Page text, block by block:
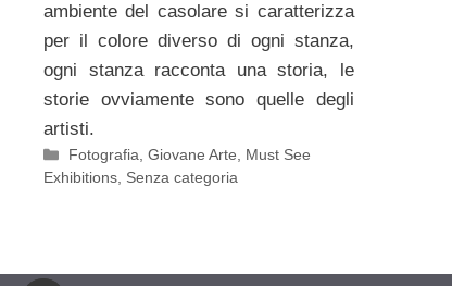
ambiente del casolare si caratterizza
per il colore diverso di ogni stanza,
ogni stanza racconta una storia, le
storie ovviamente sono quelle degli
artisti.
Categorie
Fotografia,Giovane Arte, Must See
Exhibitions, Senza categoria